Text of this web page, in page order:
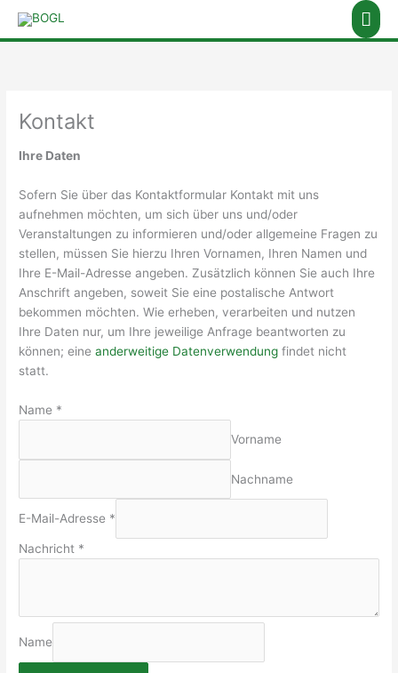
Inhalt
Kontakt
Ihre Daten
Sofern Sie über das Kontaktformular Kontakt mit uns
aufnehmen möchten, um sich über uns und/oder
Veranstaltungen zu informieren und/oder allgemeine Fragen zu
stellen, müssen Sie hierzu Ihren Vornamen, Ihren Namen und
Ihre E-Mail-Adresse angeben. Zusätzlich können Sie auch Ihre
Anschrift angeben, soweit Sie eine postalische Antwort
bekommen möchten. Wie erheben, verarbeiten und nutzen
Ihre Daten nur, um Ihre jeweilige Anfrage beantworten zu
können; eineanderweitige Datenverwendung findet nicht
statt.
Name *
Vorname
Nachname
E-Mail-Adresse *
Nachricht *
Name